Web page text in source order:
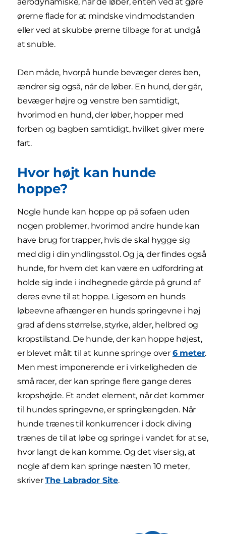
ørerne flade for at mindske vindmodstanden
eller ved at skubbe ørerne tilbage for at undgå
at snuble.
Den måde, hvorpå hunde bevæger deres ben,
ændrer sig også, når de løber. En hund, der går,
bevæger højre og venstre ben samtidigt,
hvorimod en hund, der løber, hopper med
forben og bagben samtidigt, hvilket giver mere
fart.
Hvor højt kan hunde
hoppe?
Nogle hunde kan hoppe op på sofaen uden
nogen problemer, hvorimod andre hunde kan
have brug for trapper, hvis de skal hygge sig
med dig i din yndlingsstol. Og ja, der findes også
hunde, for hvem det kan være en udfordring at
holde sig inde i indhegnede gårde på grund af
deres evne til at hoppe. Ligesom en hunds
løbeevne afhænger en hunds springevne i høj
grad af dens størrelse, styrke, alder, helbred og
kropstilstand. De hunde, der kan hoppe højest,
er blevet målt til at kunne springe over 6 meter.
Men mest imponerende er i virkeligheden de
små racer, der kan springe flere gange deres
kropshøjde. Et andet element, når det kommer
til hundes springevne, er springlængden. Når
hunde trænes til konkurrencer i dock diving
trænes de til at løbe og springe i vandet for at se,
hvor langt de kan komme. Og det viser sig, at
nogle af dem kan springe næsten 10 meter,
skriverThe Labrador Site.